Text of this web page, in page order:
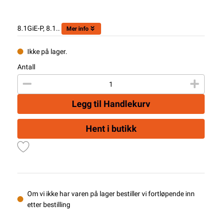
8.1GiE-P, 8.1.. Mer info
Ikke på lager.
Antall
Legg til Handlekurv
Hent i butikk
Om vi ikke har varen på lager bestiller vi fortløpende inn
etter bestilling